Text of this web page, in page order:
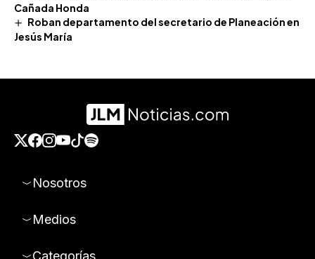
Cañada Honda
Roban departamento del secretario de Planeación en
Jesús María
Nosotros
Medios
Categorías